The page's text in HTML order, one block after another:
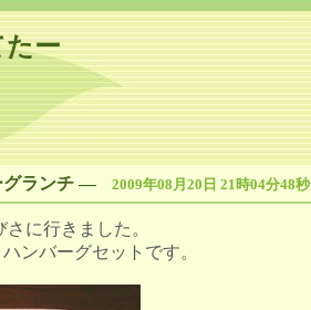
ー
グランチ ― 2009年08月20日 21時04分48秒
に行きました。
ンバーグセットです。